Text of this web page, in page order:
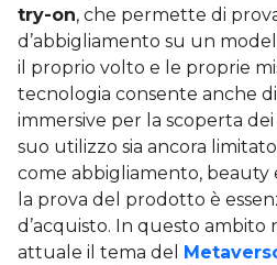
try-on, che permette di
d’abbigliamento su un
il proprio volto e le proprie
tecnologia consente anche
immersive per la scoperta
suo utilizzo sia ancora
come abbigliamento, beauty
la prova del prodotto è
d’acquisto. In questo ambito
attuale il tema del